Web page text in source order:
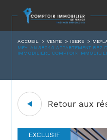
ACCUEIL VENTE ISERE
MEYLAN 38240 APPARTEMENT REZ
IMMOBILIERE COMPTOIR
Retour aux
EXCLUSIF